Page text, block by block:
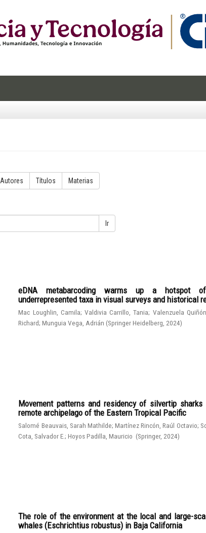
Autores Títulos Materias
Ir
eDNA metabarcoding warms up a hotspot
underrepresented taxa in visual surveys and historical
Mac Loughlin, Camila;Valdivia Carrillo, Tania; Valenzuela
Richard;Munguia Vega, Adrián (Springer Heidelberg 2024)
Movement patterns and residency of silvertip
remote archipelago of the Eastern Tropical Pacific
Salomé Beauvais, Sarah Mathilde;Martínez Rincón, Raúl Octavio;
Cota, Salvador E.;Hoyos Padilla, Mauricio (Springer, 2024)
The role of the environment at the local and large-
whales (Eschrichtius robustus) in Baja California